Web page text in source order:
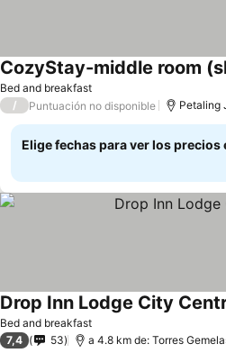
Bed and breakfast
CozyStay-middle room
/ Puntuación no disponible Petaling
Elige fechas para ver los precios
Bed and breakfast
Drop Inn Lodge City
7,4 53 a 4.8 km de: Torres